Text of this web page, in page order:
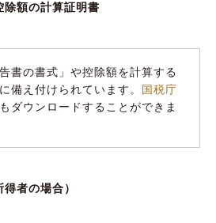
除額の計算証明書
書の書式」や控除額を計算する
備え付けられています。
国税庁
ダウンロードすることができま
者の場合）